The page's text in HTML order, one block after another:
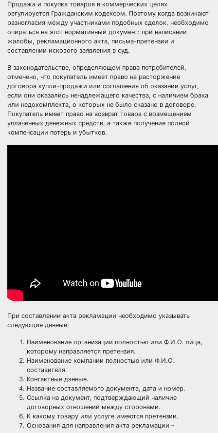
Продажа и покупка товаров в коммерческих целях
регулируется Гражданским кодексом. Поэтому когда возникают
разногласия между участниками подобных сделок, необходимо
опираться на этот нормативный документ: при написании
жалобы, рекламационного акта, письма-претензии и
составлении искового заявления в суд.
В законодательстве, определяющем права потребителей,
отмечено, что покупатель имеет право на расторжение
договора купли-продажи или соглашения об оказании услуг,
если они оказались ненадлежащего качества, с наличием брака
или недокомплекта, о которых не было сказано в договоре.
Покупатель имеет право на возврат товара с возмещением
уплаченных денежных средств, а также получение полной
компенсации потерь и убытков.
При составлении акта рекламации необходимо указывать
следующие данные:
Наименование организации полностью или Ф.И.О. лица,
которому направляется претензия.
Наименование компании полностью или Ф.И.О.
составителя.
Контактные данные.
Название составляемого документа, дата и номер.
Ссылка на документ, подтверждающий наличие
договорных отношений между сторонами.
К какому товару или услуге имеются претензии.
Основания для направления акта рекламации –